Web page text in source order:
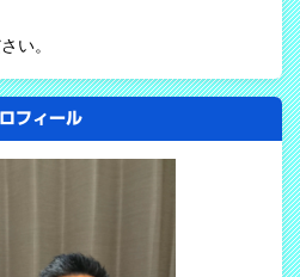
い。
フィール